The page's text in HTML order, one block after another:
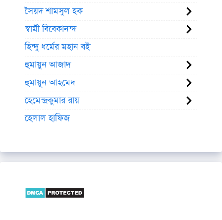
সৈয়দ শামসুল হক
স্বামী বিবেকানন্দ
হিন্দু ধর্মের মহান বই
হুমায়ুন আজাদ
হুমায়ূন আহমেদ
হেমেন্দ্রকুমার রায়
হেলাল হাফিজ